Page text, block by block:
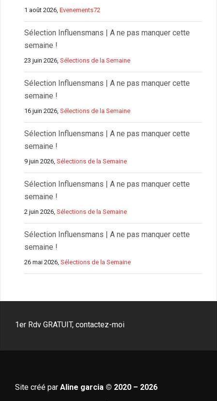
1 août 2026,Evenements72
Sélection Influensmans | A ne pas manquer cette
semaine !
23 juin 2026,Sélections de la Semaine
Sélection Influensmans | A ne pas manquer cette
semaine !
16 juin 2026,Sélections de la Semaine
Sélection Influensmans | A ne pas manquer cette
semaine !
9 juin 2026,Sélections de la Semaine
Sélection Influensmans | A ne pas manquer cette
semaine !
2 juin 2026,Sélections de la Semaine
Sélection Influensmans | A ne pas manquer cette
semaine !
26 mai 2026,Sélections de la Semaine
1er Rdv GRATUIT, contactez-moi
Site créé par Aline garcia © 2020 – 2026